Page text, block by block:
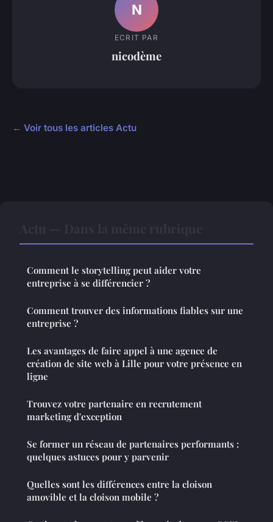
N
ECRIT PAR
nicodème
← Voir tous les articles Actu
Comment le storytelling peut aider votre
entreprise à se différencier ?
Comment trouver des informations fiables sur une
entreprise ?
Les avantages de faire appel à une agence de
création de site web à Lille pour votre présence en
ligne
Trouvez votre partenaire en recrutement
marketing d'exception
Se former un réseau de partenaires performants :
quelques astuces pour y parvenir
Quelles sont les différences entre la cloison
amovible et la cloison mobile ?